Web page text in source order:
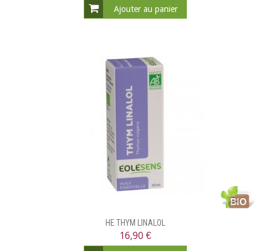
Ajouter au panier
HE THYM LINALOL
16,90 €